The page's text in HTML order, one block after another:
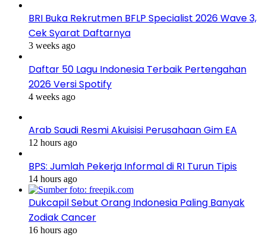
BRI Buka Rekrutmen BFLP Specialist 2026 Wave 3,
Cek Syarat Daftarnya
3 weeks ago
Daftar 50 Lagu Indonesia Terbaik Pertengahan
2026 Versi Spotify
4 weeks ago
Arab Saudi Resmi Akuisisi Perusahaan Gim EA
12 hours ago
BPS: Jumlah Pekerja Informal di RI Turun Tipis
14 hours ago
Dukcapil Sebut Orang Indonesia Paling Banyak
Zodiak Cancer
16 hours ago